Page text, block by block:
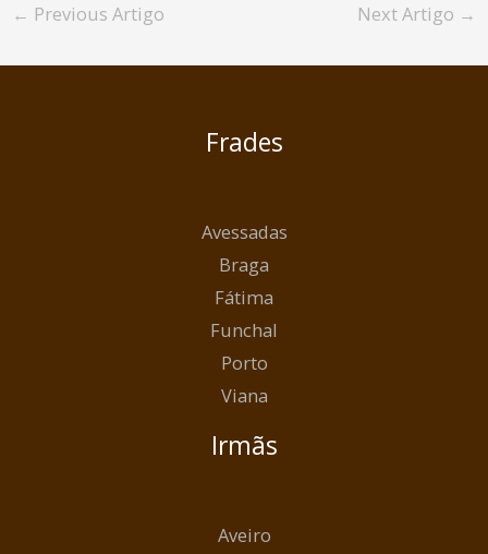
← Previous Artigo Next Artigo →
Frades
Avessadas
Braga
Fátima
Funchal
Porto
Viana
Irmãs
Aveiro